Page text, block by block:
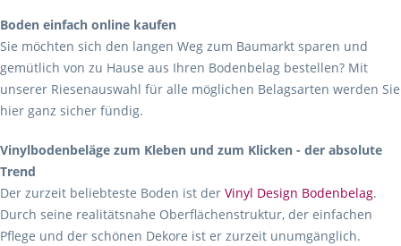
Boden einfach online kaufen
Sie möchten sich den langen Weg zum Baumarkt sparen und
gemütlich von zu Hause aus Ihren Bodenbelag bestellen? Mit
unserer Riesenauswahl für alle möglichen Belagsarten werden Sie
hier ganz sicher fündig.
Vinylbodenbeläge zum Kleben und zum Klicken - der absolute
Trend
Der zurzeit beliebteste Boden ist der Vinyl Design Bodenbelag.
Durch seine realitätsnahe Oberflächenstruktur, der einfachen
Pflege und der schönen Dekore ist er zurzeit unumgänglich.